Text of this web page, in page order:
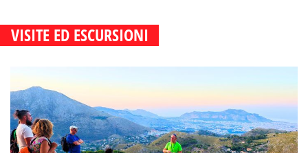
VISITE ED ESCURSIONI